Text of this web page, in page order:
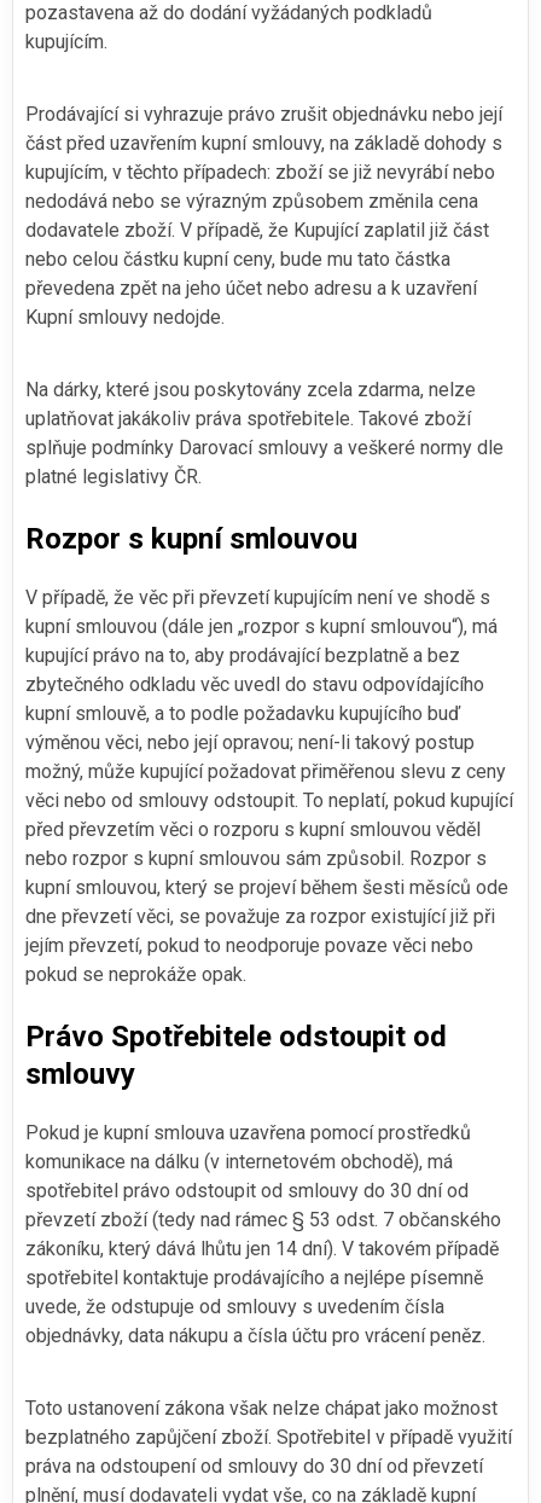
pozastavena až do dodání vyžádaných podkladů
kupujícím.
Prodávající si vyhrazuje právo zrušit objednávku nebo její
část před uzavřením kupní smlouvy, na základě dohody s
kupujícím, v těchto případech: zboží se již nevyrábí nebo
nedodává nebo se výrazným způsobem změnila cena
dodavatele zboží. V případě, že Kupující zaplatil již část
nebo celou částku kupní ceny, bude mu tato částka
převedena zpět na jeho účet nebo adresu a k uzavření
Kupní smlouvy nedojde.
Na dárky, které jsou poskytovány zcela zdarma, nelze
uplatňovat jakákoliv práva spotřebitele. Takové zboží
splňuje podmínky Darovací smlouvy a veškeré normy dle
platné legislativy ČR.
Rozpor s kupní smlouvou
V případě, že věc při převzetí kupujícím není ve shodě s
kupní smlouvou (dále jen „rozpor s kupní smlouvou“), má
kupující právo na to, aby prodávající bezplatně a bez
zbytečného odkladu věc uvedl do stavu odpovídajícího
kupní smlouvě, a to podle požadavku kupujícího buď
výměnou věci, nebo její opravou; není-li takový postup
možný, může kupující požadovat přiměřenou slevu z ceny
věci nebo od smlouvy odstoupit. To neplatí, pokud kupující
před převzetím věci o rozporu s kupní smlouvou věděl
nebo rozpor s kupní smlouvou sám způsobil. Rozpor s
kupní smlouvou, který se projeví během šesti měsíců ode
dne převzetí věci, se považuje za rozpor existující již při
jejím převzetí, pokud to neodporuje povaze věci nebo
pokud se neprokáže opak.
Právo Spotřebitele odstoupit od
smlouvy
Pokud je kupní smlouva uzavřena pomocí prostředků
komunikace na dálku (v internetovém obchodě), má
spotřebitel právo odstoupit od smlouvy do 30 dní od
převzetí zboží (tedy nad rámec § 53 odst. 7 občanského
zákoníku, který dává lhůtu jen 14 dní). V takovém případě
spotřebitel kontaktuje prodávajícího a nejlépe písemně
uvede, že odstupuje od smlouvy s uvedením čísla
objednávky, data nákupu a čísla účtu pro vrácení peněz.
Toto ustanovení zákona však nelze chápat jako možnost
bezplatného zapůjčení zboží. Spotřebitel v případě využití
práva na odstoupení od smlouvy do 30 dní od převzetí
plnění, musí dodavateli vydat vše, co na základě kupní